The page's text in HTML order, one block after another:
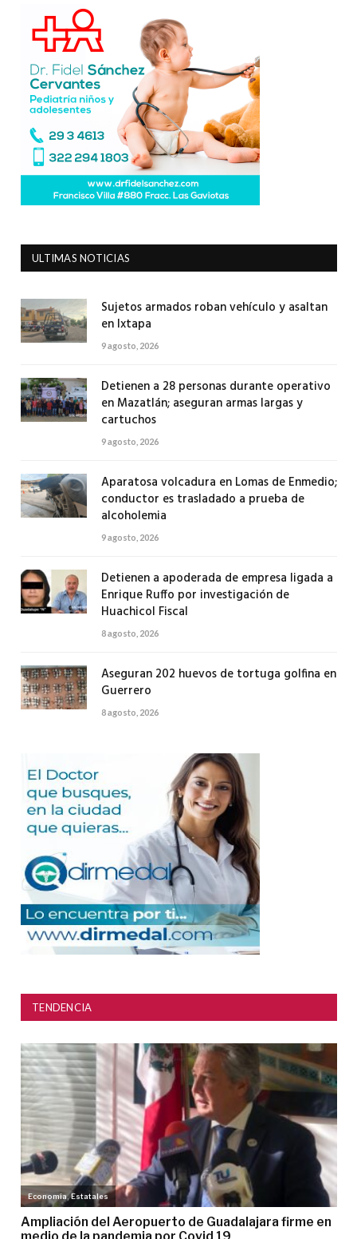
ULTIMAS NOTICIAS
Sujetos armados roban vehículo y asaltan
en Ixtapa
9 agosto, 2026
Detienen a 28 personas durante operativo
en Mazatlán; aseguran armas largas y
cartuchos
9 agosto, 2026
Aparatosa volcadura en Lomas de Enmedio;
conductor es trasladado a prueba de
alcoholemia
9 agosto, 2026
Detienen a apoderada de empresa ligada a
Enrique Ruffo por investigación de
Huachicol Fiscal
8 agosto, 2026
Aseguran 202 huevos de tortuga golfina en
Guerrero
8 agosto, 2026
TENDENCIA